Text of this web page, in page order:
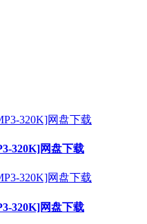
320K]网盘下载
320K]网盘下载